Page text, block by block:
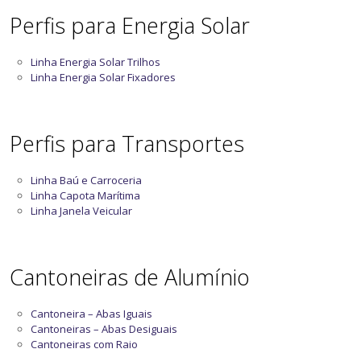
Perfis para Energia Solar
Linha Energia Solar Trilhos
Linha Energia Solar Fixadores
Perfis para Transportes
Linha Baú e Carroceria
Linha Capota Marítima
Linha Janela Veicular
Cantoneiras de Alumínio
Cantoneira – Abas Iguais
Cantoneiras – Abas Desiguais
Cantoneiras com Raio